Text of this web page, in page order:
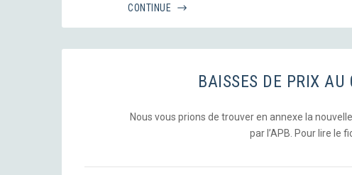
CONTINUE
BAISSES DE PRIX
Nous vous prions de trouver en annexe la
par l’APB. Pour lire le